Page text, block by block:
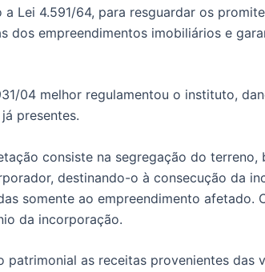
a Lei 4.591/64, para resguardar os
dos empreendimentos imobiliários e
04 melhor regulamentou o instituto,
presentes.
consiste na segregação do terreno,
destinando-o à consecução da
somente ao empreendimento afetado.
da incorporação.
patrimonial as receitas provenientes das